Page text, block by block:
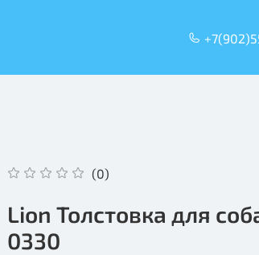
(0)
Lion Толстовка для
0330